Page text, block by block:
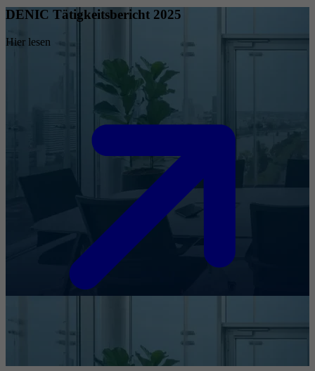
DENIC Tätigkeitsbericht 2025
Hier lesen